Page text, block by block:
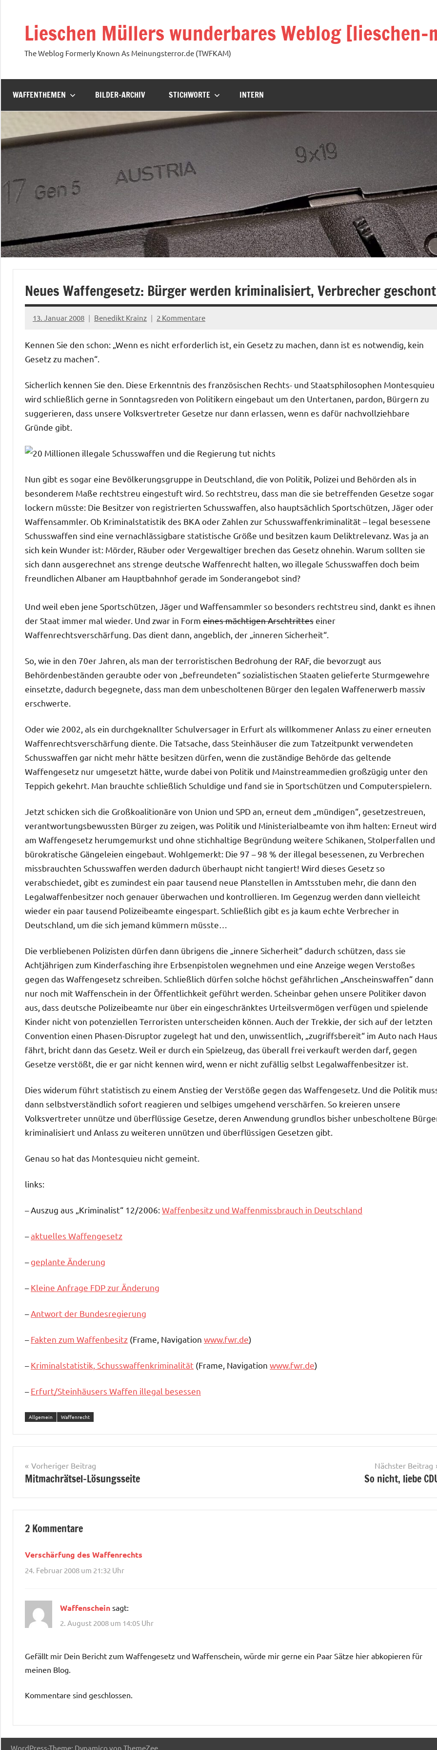
Lieschen Müllers wunderbares Weblog [lieschen-
The Weblog Formerly Known As Meinungsterror.de (TWFKAM)
WAFFENTHEMEN BILDER-ARCHIV STICHWORTE INTERN
Neues Waffengesetz: Bürger werden kriminalisiert, Verbrecher geschont
13. Januar 2008 Benedikt Krainz 2 Kommentare
Kennen Sie den schon: „Wenn es nicht erforderlich ist, ein Gesetz zu machen, dann ist es notwendig, kein
Gesetz zu machen“.
Sicherlich kennen Sie den. Diese Erkenntnis des französischen Rechts- und Staatsphilosophen Montesquieu
wird schließlich gerne in Sonntagsreden von Politikern eingebaut um den Untertanen, pardon, Bürgern zu
suggerieren, dass unsere Volksvertreter Gesetze nur dann erlassen, wenn es dafür nachvollziehbare
Gründe gibt.
Nun gibt es sogar eine Bevölkerungsgruppe in Deutschland, die von Politik, Polizei und Behörden als in
besonderem Maße rechtstreu eingestuft wird. So rechtstreu, dass man die sie betreffenden Gesetze sogar
lockern müsste: Die Besitzer von registrierten Schusswaffen, also hauptsächlich Sportschützen, Jäger oder
Waffensammler. Ob Kriminalstatistik des BKA oder Zahlen zur Schusswaffenkriminalität – legal besessene
Schusswaffen sind eine vernachlässigbare statistische Größe und besitzen kaum Deliktrelevanz. Was ja an
sich kein Wunder ist: Mörder, Räuber oder Vergewaltiger brechen das Gesetz ohnehin. Warum sollten sie
sich dann ausgerechnet ans strenge deutsche Waffenrecht halten, wo illegale Schusswaffen doch beim
freundlichen Albaner am Hauptbahnhof gerade im Sonderangebot sind?
Und weil eben jene Sportschützen, Jäger und Waffensammler so besonders rechtstreu sind, dankt es ihnen
der Staat immer mal wieder. Und zwar in Form eines mächtigen Arschtritteseiner
Waffenrechtsverschärfung. Das dient dann, angeblich, der „inneren Sicherheit“.
So, wie in den 70er Jahren, als man der terroristischen Bedrohung der RAF, die bevorzugt aus
Behördenbeständen geraubte oder von „befreundeten“ sozialistischen Staaten gelieferte Sturmgewehre
einsetzte, dadurch begegnete, dass man dem unbescholtenen Bürger den legalen Waffenerwerb massiv
erschwerte.
Oder wie 2002, als ein durchgeknallter Schulversager in Erfurt als willkommener Anlass zu einer erneuten
Waffenrechtsverschärfung diente. Die Tatsache, dass Steinhäuser die zum Tatzeitpunkt verwendeten
Schusswaffen gar nicht mehr hätte besitzen dürfen, wenn die zuständige Behörde das geltende
Waffengesetz nur umgesetzt hätte, wurde dabei von Politik und Mainstreammedien großzügig unter den
Teppich gekehrt. Man brauchte schließlich Schuldige und fand sie in Sportschützen und Computerspielern.
Jetzt schicken sich die Großkoalitionäre von Union und SPD an, erneut dem „mündigen“, gesetzestreuen,
verantwortungsbewussten Bürger zu zeigen, was Politik und Ministerialbeamte von ihm halten: Erneut wird
am Waffengesetz herumgemurkst und ohne stichhaltige Begründung weitere Schikanen, Stolperfallen und
bürokratische Gängeleien eingebaut. Wohlgemerkt: Die 97 – 98 % der illegal besessenen, zu Verbrechen
missbrauchten Schusswaffen werden dadurch überhaupt nicht tangiert! Wird dieses Gesetz so
verabschiedet, gibt es zumindest ein paar tausend neue Planstellen in Amtsstuben mehr, die dann den
Legalwaffenbesitzer noch genauer überwachen und kontrollieren. Im Gegenzug werden dann vielleicht
wieder ein paar tausend Polizeibeamte eingespart. Schließlich gibt es ja kaum echte Verbrecher in
Deutschland, um die sich jemand kümmern müsste…
Die verbliebenen Polizisten dürfen dann übrigens die „innere Sicherheit“ dadurch schützen, dass sie
Achtjährigen zum Kinderfasching ihre Erbsenpistolen wegnehmen und eine Anzeige wegen Verstoßes
gegen das Waffengesetz schreiben. Schließlich dürfen solche höchst gefährlichen „Anscheinswaffen“ dann
nur noch mit Waffenschein in der Öffentlichkeit geführt werden. Scheinbar gehen unsere Politiker davon
aus, dass deutsche Polizeibeamte nur über ein eingeschränktes Urteilsvermögen verfügen und spielende
Kinder nicht von potenziellen Terroristen unterscheiden können. Auch der Trekkie, der sich auf der letzten
Convention einen Phasen-Disruptor zugelegt hat und den, unwissentlich, „zugriffsbereit“ im Auto nach Haus
fährt, bricht dann das Gesetz. Weil er durch ein Spielzeug, das überall frei verkauft werden darf, gegen
Gesetze verstößt, die er gar nicht kennen wird, wenn er nicht zufällig selbst Legalwaffenbesitzer ist.
Dies widerum führt statistisch zu einem Anstieg der Verstöße gegen das Waffengesetz. Und die Politik
dann selbstverständlich sofort reagieren und selbiges umgehend verschärfen. So kreieren unsere
Volksvertreter unnütze und überflüssige Gesetze, deren Anwendung grundlos bisher unbescholtene
kriminalisiert und Anlass zu weiteren unnützen und überflüssigen Gesetzen gibt.
Genau so hat das Montesquieu nicht gemeint.
links:
– Auszug aus „Kriminalist“ 12/2006: Waffenbesitz und Waffenmissbrauch in Deutschland
–aktuelles Waffengesetz
–geplante Änderung
–Kleine Anfrage FDP zur Änderung
–Antwort der Bundesregierung
–Fakten zum Waffenbesitz (Frame, Navigation www.fwr.de)
–Kriminalstatistik, Schusswaffenkriminalität (Frame, Navigation www.fwr.de)
–Erfurt/Steinhäusers Waffen illegal besessen
Allgemein Waffenrecht
Beitragsnavigation
Vorheriger Beitrag
Mitmachrätsel-Lösungsseite
Nächster Beitrag
So nicht, liebe
2 Kommentare
Verschärfung des Waffenrechts
24. Februar 2008 um 21:32 Uhr
Waffenschein sagt:
2. August 2008 um 14:05 Uhr
Gefällt mir Dein Bericht zum Waffengesetz und Waffenschein, würde mir gerne ein Paar Sätze hier abkopieren für
meinen Blog.
Kommentare sind geschlossen.
WordPress-Theme: Dynamico von ThemeZee.